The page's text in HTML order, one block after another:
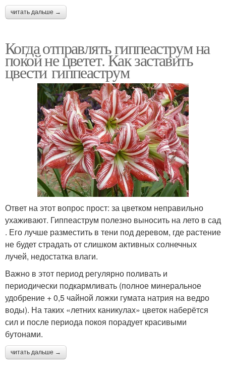
читать дальше →
Когда отправлять гиппеаструм на
покой не цветет. Как заставить
цвести гиппеаструм
Ответ на этот вопрос прост: за цветком неправильно
ухаживают. Гиппеаструм полезно выносить на лето в сад
. Его лучше разместить в тени под деревом, где растение
не будет страдать от слишком активных солнечных
лучей, недостатка влаги.
Важно в этот период регулярно поливать и
периодически подкармливать (полное минеральное
удобрение + 0,5 чайной ложки гумата натрия на ведро
воды). На таких «летних каникулах» цветок наберётся
сил и после периода покоя порадует красивыми
бутонами.
читать дальше →